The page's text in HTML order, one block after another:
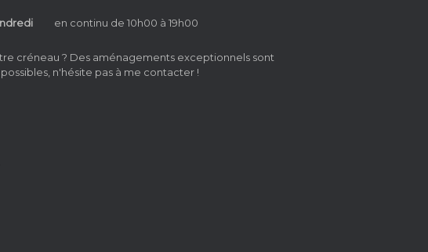
en continu de 10h00 à 19h00
créneau ? Des aménagements exceptionnels sont
possibles, n'hésite pas à me contacter !